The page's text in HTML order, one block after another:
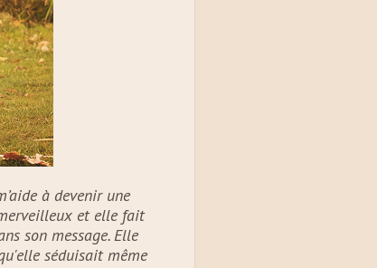
à devenir une
et elle fait
son message. Elle
séduisait même